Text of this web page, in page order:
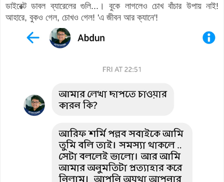
ডাইরেক্ট ডাবল ব্যারেলের গুলি...। বুকে লাগলেও চোখ বাঁচার উপায় নাই!
আহারে, বুকও গেল, চোখও গেল! 'এ জীবন আর ক্যানে'!